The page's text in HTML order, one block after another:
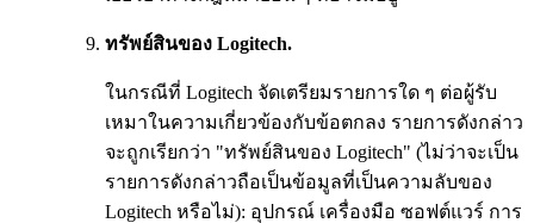
ทรัพย์สินของ Logitech.
ในกรณีที่ Logitech จัดเตรียมรายการใด ๆ ต่อผู้รับ
เหมาในความเกี่ยวข้องกับข้อตกลง รายการดังกล่าว
จะถูกเรียกว่า "ทรัพย์สินของ Logitech" (ไม่ว่าจะเป็น
รายการดังกล่าวถือเป็นข้อมูลที่เป็นความลับของ
Logitech หรือไม่): อุปกรณ์ เครื่องมือ ซอฟต์แวร์ การ